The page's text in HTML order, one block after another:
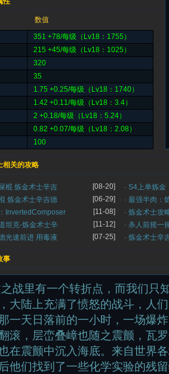
数值
351 +78/每级（Lv18：1755）
215 +45/每级（Lv18：1025）
320
35
1.75 +0.25/每级（Lv18：1740）
1.42 +0.11/每级（Lv18：3.4）
2 +0.18/每级（Lv18：5.24）
0.82 +0.07/每级（Lv18：2.08）
100
相关的攻略
[08-20]
棍 炼金术士辛吉
· S4上单炼
[06-29]
炼金术士辛吉德
· 最强半肉：
[11-08]
InvertedComposer
· 炼金术士攻
[11-12]
坦克-炼金术士辛
· 杀人前摇一
[07-25]
光速前进 用毒液 · 炼金术士辛
事
战里有一个转折点，而我们只
大陆上充满了愤怒的战斗，人
一天日落前的一小时，一场爆
滚，层峦叠嶂也随之震颤，瓦
在震颤中沉入海底。来自世界
他们找到了一些化学实验的残